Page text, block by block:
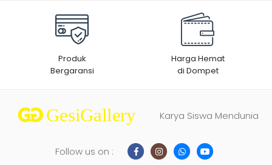
Produk
Bergaransi
Harga Hemat
di Dompet
Karya Siswa Mendunia
Follow us on :